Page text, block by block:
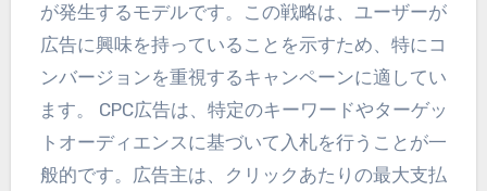
が発生するモデルです。この戦略は、ユーザーが
広告に興味を持っていることを示すため、特にコ
ンバージョンを重視するキャンペーンに適してい
ます。 CPC広告は、特定のキーワードやターゲッ
トオーディエンスに基づいて入札を行うことが一
般的です。広告主は、クリックあたりの最大支払